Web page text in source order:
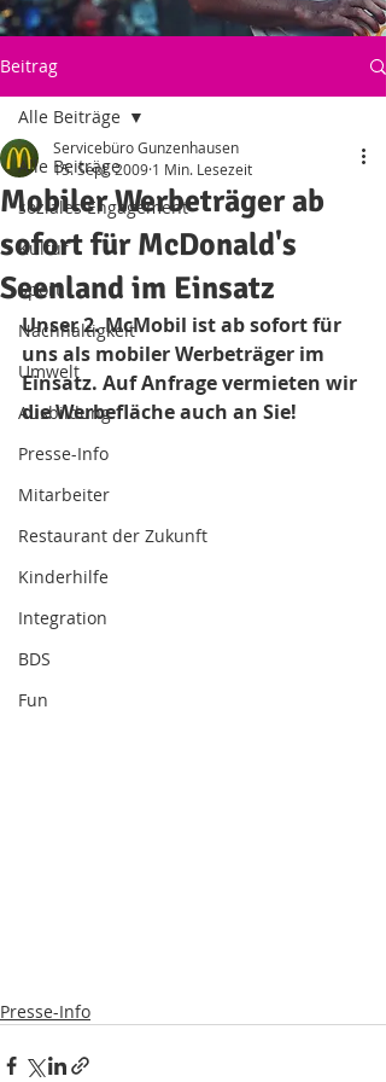
Beitrag
Alle Beiträge
soziales Engagement
Kultur
Sport
Nachhaltigkeit
Umwelt
Ausbildung
Presse-Info
Mitarbeiter
Restaurant der Zukunft
Kinderhilfe
Integration
BDS
Fun
Alle Beiträge
Mobiler Werbeträger ab
sofort für McDonald's
Seenland im Einsatz
Servicebüro Gunzenhausen
15. Sept. 2009 1 Min. Lesezeit
Unser 2. McMobil ist ab sofort für
uns als mobiler Werbeträger im
Einsatz. Auf Anfrage vermieten wir
die Werbefläche auch an Sie!
Presse-Info